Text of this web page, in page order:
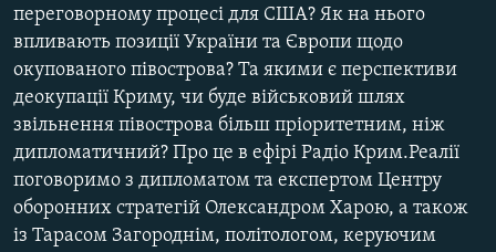
переговорному процесі для США? Як на нього
впливають позиції України та Європи щодо
окупованого півострова? Та якими є перспективи
деокупації Криму, чи буде військовий шлях
звільнення півострова більш пріоритетним, ніж
дипломатичний? Про це в ефірі Радіо Крим.Реалії
поговоримо з дипломатом та експертом Центру
оборонних стратегій Олександром Харою, а також
із Тарасом Загороднім, політологом, керуючим